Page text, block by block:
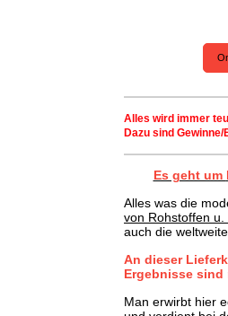
Alles wird immer
Dazu sind
Es geht um
Alles was die
von Rohstoffen u.
auch die
An dieser
Ergebnisse sind
Man erwirbt hier